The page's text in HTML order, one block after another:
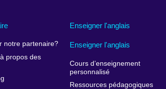
notre partenaire?
propos des
Enseigner l'anglais
Enseigner l'anglais
Cours d’enseignement
personnalisé
Ressources pédagogiques